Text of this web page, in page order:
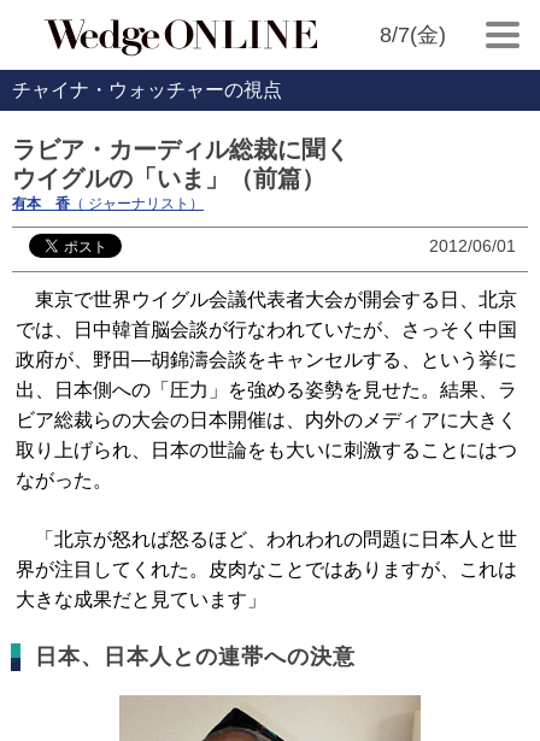
8/7(金)
チャイナ・ウォッチャーの視点
ラビア・カーディル総裁に聞く
ウイグルの「いま」（前篇）
有本 香 （ ジャーナリスト）
2012/06/01
東京で世界ウイグル会議代表者大会が開会する日、北京
では、日中韓首脳会談が行なわれていたが、さっそく中国
政府が、野田―胡錦濤会談をキャンセルする、という挙に
出、日本側への「圧力」を強める姿勢を見せた。結果、ラ
ビア総裁らの大会の日本開催は、内外のメディアに大きく
取り上げられ、日本の世論をも大いに刺激することにはつ
ながった。
「北京が怒れば怒るほど、われわれの問題に日本人と世
界が注目してくれた。皮肉なことではありますが、これは
大きな成果だと見ています」
日本、日本人との連帯への決意